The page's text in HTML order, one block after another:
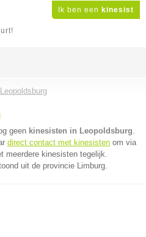
Ik ben een kinesist
Leopoldsburg
geen kinesisten in Leopoldsburg.
direct contact met kinesisten om via
meerdere kinesisten tegelijk.
uit de provincie Limburg.